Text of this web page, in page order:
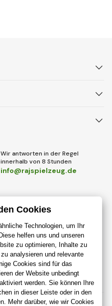
Wir antworten in der Regel
innerhalb von 8 Stunden
info@rajspielzeug.de